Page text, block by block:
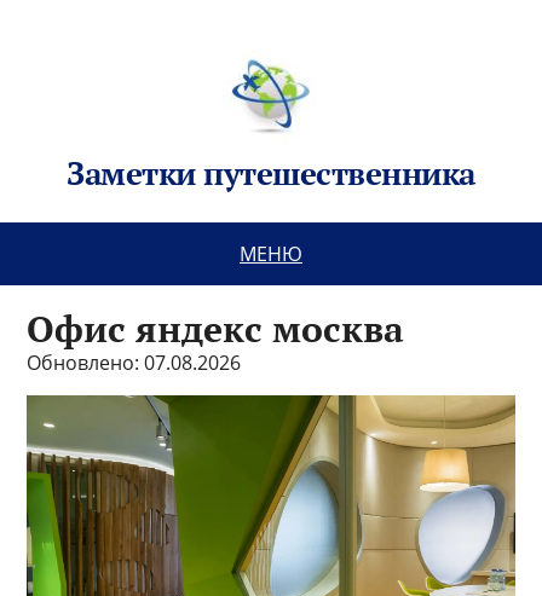
Заметки путешественника
МЕНЮ
Офис яндекс москва
Обновлено: 07.08.2026